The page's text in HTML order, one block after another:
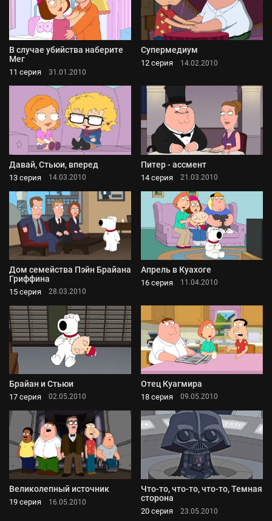
В случае убийства наберите
Мег
11 серия 31.01.2010
Супермедиум
12 серия 14.02.2010
Давай, Стьюи, вперед
13 серия 14.03.2010
Питер - ассмент
14 серия 21.03.2010
Дом семейства Пэйн Брайана
Гриффина
15 серия 28.03.2010
Апрель в Куахоге
16 серия 11.04.2010
Брайан и Стьюи
17 серия 02.05.2010
Отец Куагмира
18 серия 09.05.2010
Великолепный источник
19 серия 16.05.2010
Что-то, что-то, что-то, Темная
сторона
20 серия 23.05.2010